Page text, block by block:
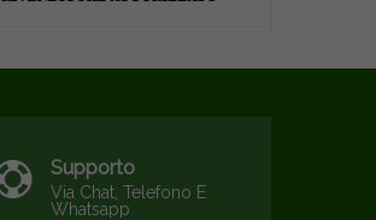
Supporto
Via Chat, Telefono E
Whatsapp